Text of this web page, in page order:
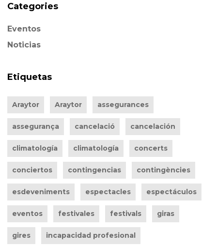
Categories
Eventos
Noticias
Etiquetas
Araytor Araytor assegurances
assegurança cancelació cancelación
climatología climatología concerts
conciertos contingencias contingències
esdeveniments espectacles espectáculos
eventos festivales festivals giras
gires incapacidad profesional